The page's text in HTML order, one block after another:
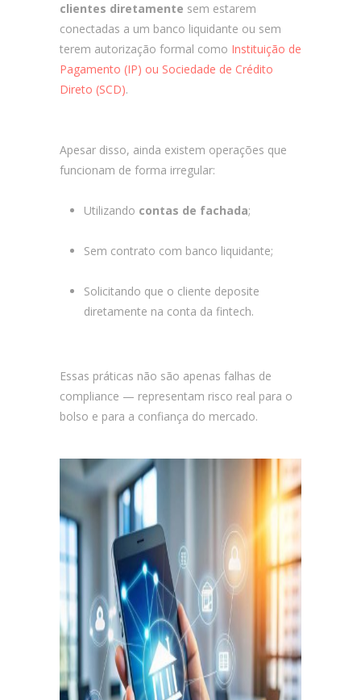
clientes diretamente sem estarem
conectadas a um banco liquidante ou sem
terem autorização formal como Instituição de
Pagamento (IP) ou Sociedade de Crédito
Direto (SCD).
Apesar disso, ainda existem operações que
funcionam de forma irregular:
Utilizando contas de fachada;
Sem contrato com banco liquidante;
Solicitando que o cliente deposite
diretamente na conta da fintech.
Essas práticas não são apenas falhas de
compliance — representam risco real para o
bolso e para a confiança do mercado.